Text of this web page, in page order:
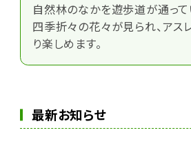
自然林のなかを遊歩道が通って
四季折々の花々が見られ、アス
り楽しめます。
最新お知らせ